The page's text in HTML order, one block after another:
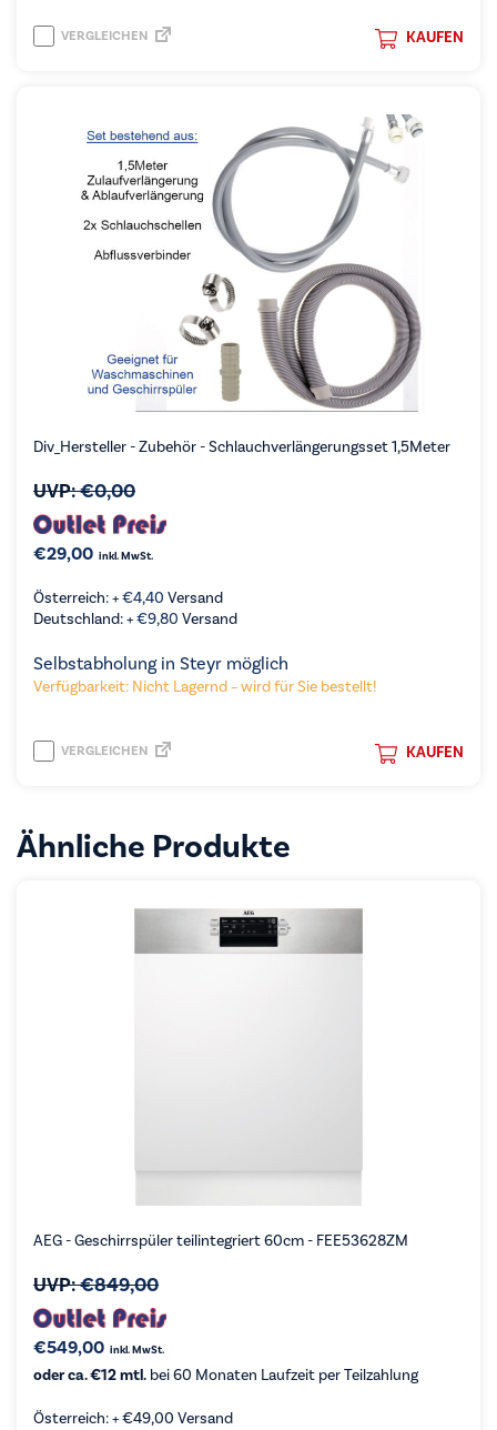
KAUFEN
VERGLEICHEN
Div_Hersteller - Zubehör - Schlauchverlängerungsset 1,5Meter
UVP:€0,00
€29,00 inkl. MwSt.
Österreich: +€4,40 Versand
Deutschland: +€9,80 Versand
Selbstabholung in Steyr möglich
Verfügbarkeit: Nicht Lagernd – wird für Sie bestellt!
KAUFEN
VERGLEICHEN
Ähnliche Produkte
AEG - Geschirrspüler teilintegriert 60cm - FEE53628ZM
UVP:€849,00
€549,00 inkl. MwSt.
oder ca. €12 mtl. bei 60 Monaten Laufzeit per Teilzahlung
Österreich: +€49,00 Versand